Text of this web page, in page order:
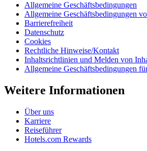
Allgemeine Geschäftsbedingungen
Allgemeine Geschäftsbedingungen
Barrierefreiheit
Datenschutz
Cookies
Rechtliche Hinweise/Kontakt
Inhaltsrichtlinien und Melden von
Allgemeine Geschäftsbedingungen
Weitere Informationen
Über uns
Karriere
Reiseführer
Hotels.com Rewards